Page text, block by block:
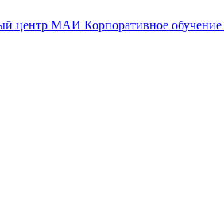
центр МАИ Корпоративное обучение